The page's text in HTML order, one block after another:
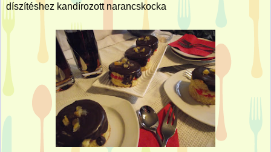
díszítéshez kandírozott narancskocka